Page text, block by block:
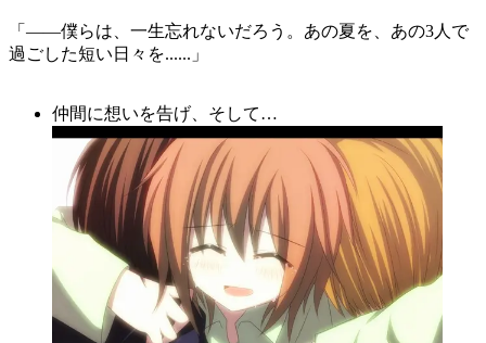
「――僕らは、一生忘れないだろう。あの夏を、あの3人で
過ごした短い日々を......」
仲間に想いを告げ、そして…